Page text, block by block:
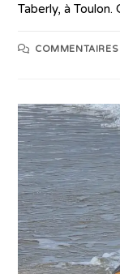
Taberly, à